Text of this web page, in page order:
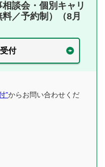
談会・個別キャリ
／予約制）（8月
付
”からお問い合わせくだ